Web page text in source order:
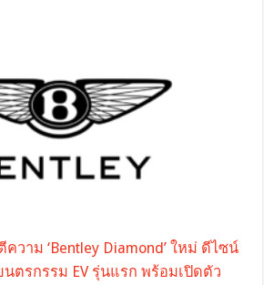
วาม ‘Bentley Diamond’ ใหม่ ดีไซน์
นตรกรรม EV รุ่นแรก พร้อมเปิดตัว